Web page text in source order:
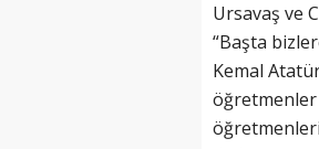
Ursavaş ve
“Başta
Kemal